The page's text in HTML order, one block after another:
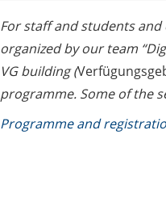
For staff and students and
organized by our team
VG building (
programme. Some of the
Programme and